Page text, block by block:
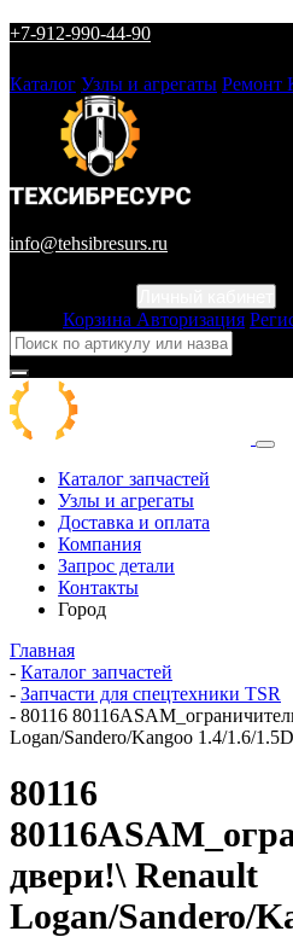
+7-912-990-44-90
Каталог Узлы и агрегаты Ремонт
info@tehsibresurs.ru
Корзина Авторизация
Каталог запчастей
Узлы и агрегаты
Доставка и оплата
Компания
Запрос детали
Контакты
Город
Главная
- Каталог запчастей
- Запчасти для спецтехники TSR
- 80116
Logan/Sandero/Kangoo 1.4/1.6/
80116
двери!\ Renault
Logan/Sandero/